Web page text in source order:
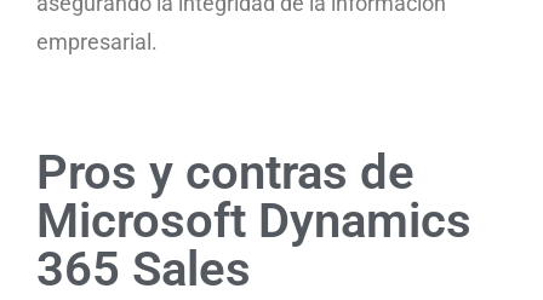
empresarial.
Pros y contras de
Microsoft Dynamics
365 Sales